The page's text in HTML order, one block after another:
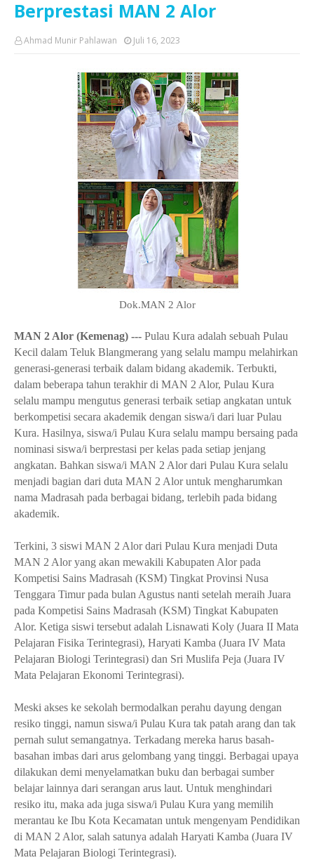
Berprestasi MAN 2 Alor
Ahmad Munir Pahlawan Juli 16, 2023
Dok.MAN 2 Alor
MAN 2 Alor (Kemenag) --- Pulau Kura adalah sebuah Pulau
Kecil dalam Teluk Blangmerang yang selalu mampu melahirkan
generasi-generasi terbaik dalam bidang akademik. Terbukti,
dalam beberapa tahun terakhir di MAN 2 Alor, Pulau Kura
selalu mampu mengutus generasi terbaik setiap angkatan untuk
berkompetisi secara akademik dengan siswa/i dari luar Pulau
Kura. Hasilnya, siswa/i Pulau Kura selalu mampu bersaing pada
nominasi siswa/i berprestasi per kelas pada setiap jenjang
angkatan. Bahkan siswa/i MAN 2 Alor dari Pulau Kura selalu
menjadi bagian dari duta MAN 2 Alor untuk mengharumkan
nama Madrasah pada berbagai bidang, terlebih pada bidang
akademik.
Terkini, 3 siswi MAN 2 Alor dari Pulau Kura menjadi Duta
MAN 2 Alor yang akan mewakili Kabupaten Alor pada
Kompetisi Sains Madrasah (KSM) Tingkat Provinsi Nusa
Tenggara Timur pada bulan Agustus nanti setelah meraih Juara
pada Kompetisi Sains Madrasah (KSM) Tingkat Kabupaten
Alor. Ketiga siswi tersebut adalah Lisnawati Koly (Juara II Mata
Pelajaran Fisika Terintegrasi), Haryati Kamba (Juara IV Mata
Pelajaran Biologi Terintegrasi) dan Sri Muslifa Peja (Juara IV
Mata Pelajaran Ekonomi Terintegrasi).
Meski akses ke sekolah bermodalkan perahu dayung dengan
resiko tinggi, namun siswa/i Pulau Kura tak patah arang dan tak
pernah sulut semangatnya. Terkadang mereka harus basah-
basahan imbas dari arus gelombang yang tinggi. Berbagai upaya
dilakukan demi menyelamatkan buku dan berbagai sumber
belajar lainnya dari serangan arus laut. Untuk menghindari
resiko itu, maka ada juga siswa/i Pulau Kura yang memilih
merantau ke Ibu Kota Kecamatan untuk mengenyam Pendidikan
di MAN 2 Alor, salah satunya adalah Haryati Kamba (Juara IV
Mata Pelajaran Biologi Terintegrasi).